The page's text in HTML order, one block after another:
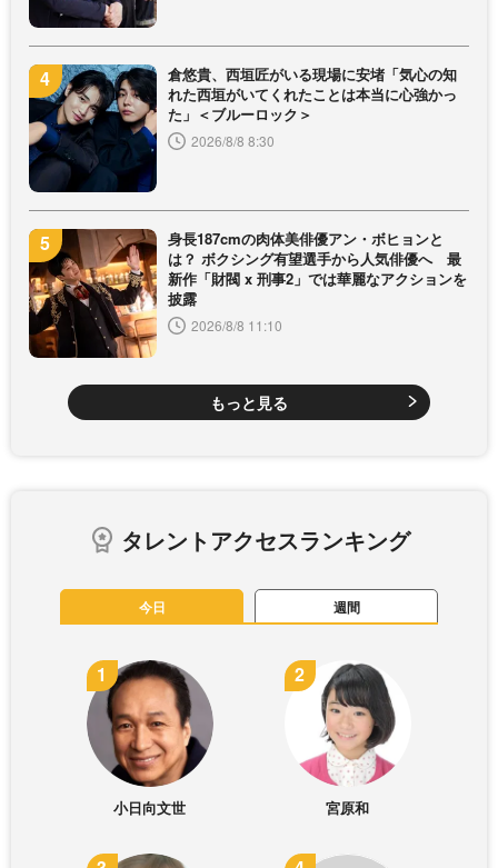
倉悠貴、西垣匠がいる現場に安堵「気心の知
れた西垣がいてくれたことは本当に心強かっ
た」＜ブルーロック＞
2026/8/8 8:30
身長187cmの肉体美俳優アン・ボヒョンと
は？ ボクシング有望選手から人気俳優へ 最
新作「財閥 x 刑事2」では華麗なアクションを
披露
2026/8/8 11:10
もっと見る
タレントアクセスランキング
今日 週間
小日向文世 宮原和